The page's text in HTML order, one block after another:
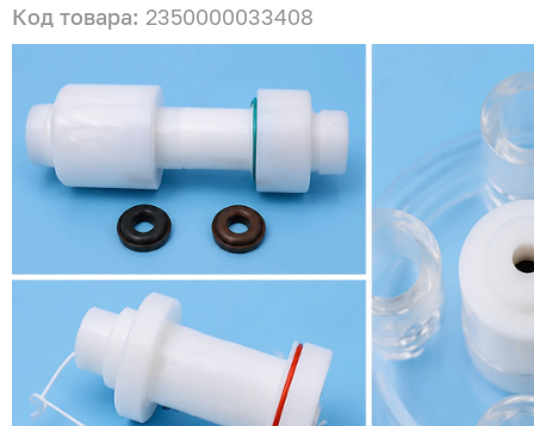
Код товара: 2350000033408